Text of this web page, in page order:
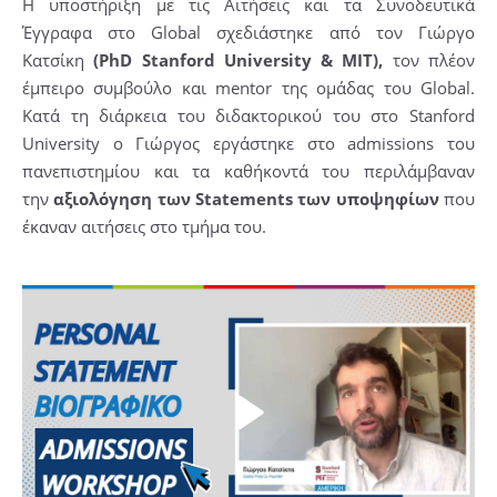
Έγγραφα στο Global σχεδιάστηκε από τον Γιώργο
Κατσίκη(PhD Stanford University & ΜΙΤ), τον πλέον
έμπειρο συμβούλο και mentor της ομάδας του Global.
Κατά τη διάρκεια του διδακτορικού του στο Stanford
University ο Γιώργος εργάστηκε στο admissions του
πανεπιστημίου και τα καθήκοντά του περιλάμβαναν
τηναξιολόγηση των Statements των υποψηφίων που
έκαναν αιτήσεις στο τμήμα του.